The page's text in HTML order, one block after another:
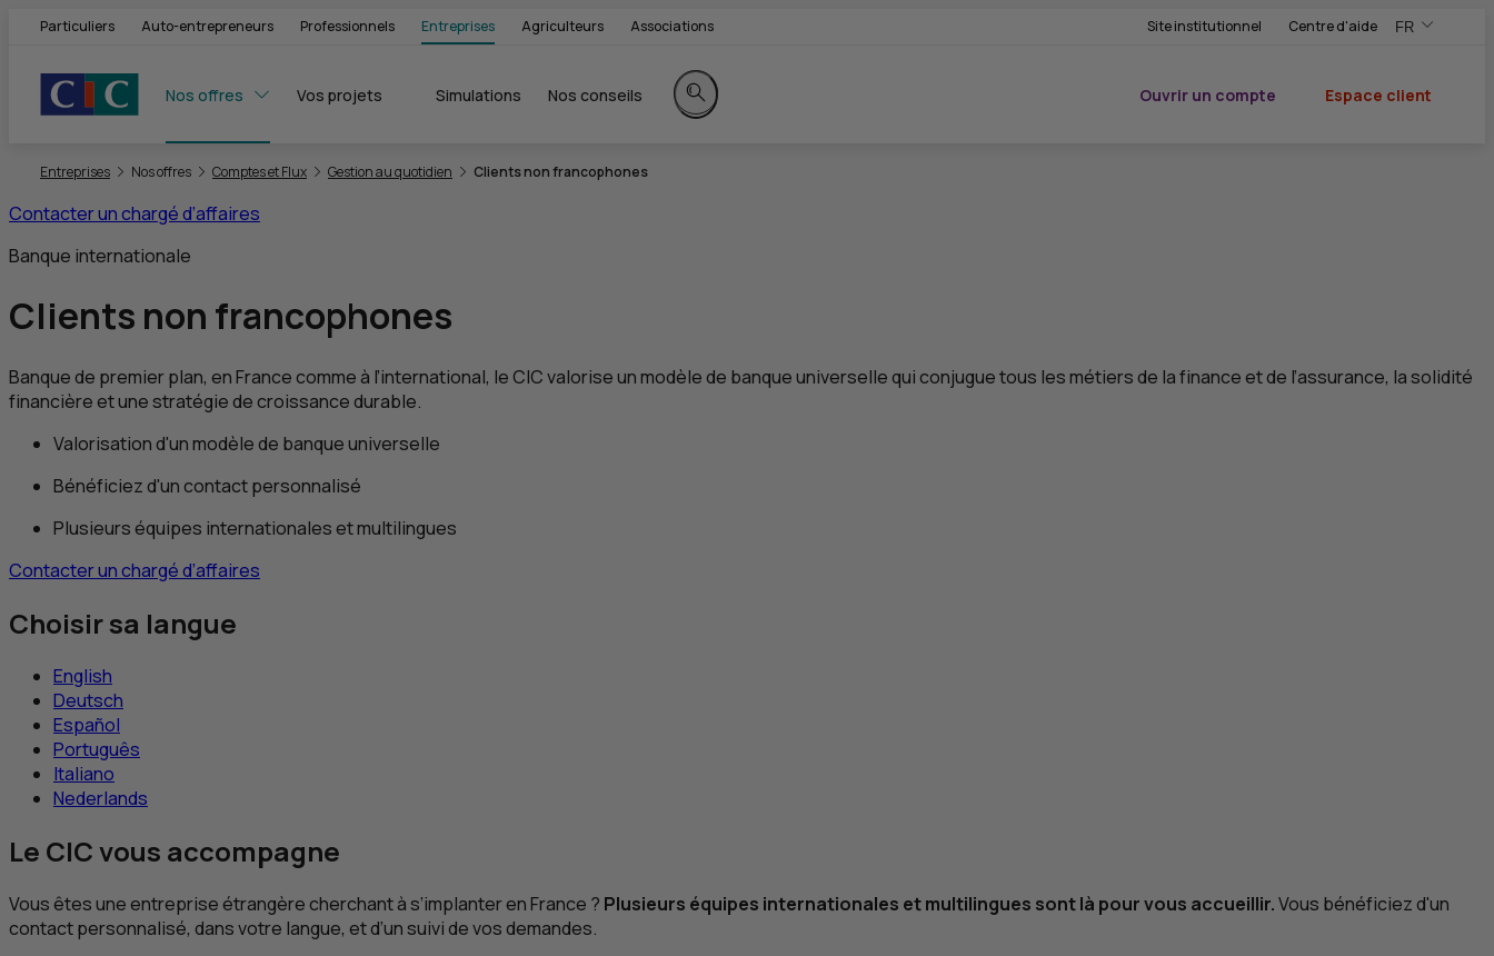
Particuliers Auto-entrepreneurs Professionnels Entreprises Agriculteurs Associations Site institutionnel Centre d'aide FR
,Version
,Changer de
Nos offres Vos projets Simulations Nos conseils
Rechercher sur le site
Ouvrir un compte
Espace client
Entreprises Nos offres Comptes et Flux Gestion au quotidien Clients non francophones
Contacter un chargé d’affaires
Banque internationale
Clients non francophones
Banque de premier plan, en France comme à l’international, leCICvalorise un modèle de banque universelle qui conjugue tous les métiers de la finance et de l’assurance, la solidité
financière et une stratégie de croissance durable.
Valorisation d'un modèle de banque universelle
Bénéficiez d'un contact personnalisé
Plusieurs équipes internationales et multilingues
Contacter un chargé d’affaires
Choisir sa langue
English
Deutsch
Español
Português
Italiano
Nederlands
Le CICvous accompagne
Vous êtes une entreprise étrangère cherchant à s’implanter en France ? Plusieurs équipes internationales et multilingues sont là pour vous accueillir.Vous bénéficiez d'un
contact personnalisé, dans votre langue, et d’un suivi de vos demandes.